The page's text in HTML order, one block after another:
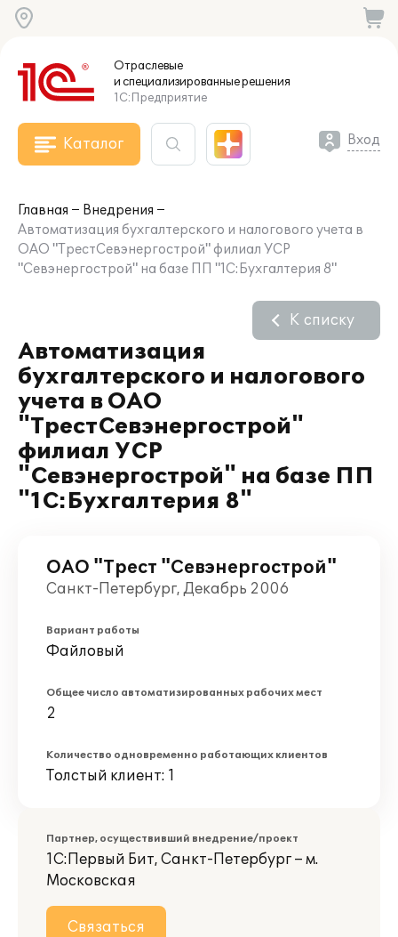
Отраслевые
и специализированныерешения
1С:Предприятие
Каталог Вход
Главная
Внедрения
Автоматизация бухгалтерского и налогового учета в
ОАО "ТрестСевэнергострой" филиал УСР
"Севэнергострой" на базе ПП "1С:Бухгалтерия 8"
Автоматизация
бухгалтерского и налогового
учета в ОАО
"ТрестСевэнергострой"
филиал УСР
"Севэнергострой" на базе ПП
"1С:Бухгалтерия 8"
К списку
ОАО "Трест "Севэнергострой"
Санкт-Петербург, Декабрь 2006
Вариант работы
Файловый
Общее число автоматизированных рабочих мест
2
Количество одновременно работающих клиентов
Толстый клиент: 1
Партнер, осуществивший внедрение/проект
1С:Первый Бит, Санкт-Петербург – м.
Московская
Связаться